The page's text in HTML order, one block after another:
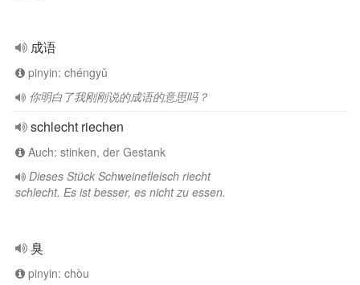
成语
pinyin: chéngyǔ
你明白了我刚刚说的成语的意思吗？
schlecht riechen
Auch: stinken, der Gestank
Dieses Stück Schweinefleisch riecht
schlecht. Es ist besser, es nicht zu essen.
臭
pinyin: chòu